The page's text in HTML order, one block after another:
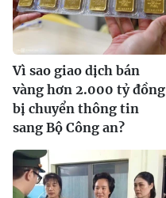
Vì sao giao dịch bán
vàng hơn 2.000 tỷ đồng
bị chuyển thông tin
sang Bộ Công an?